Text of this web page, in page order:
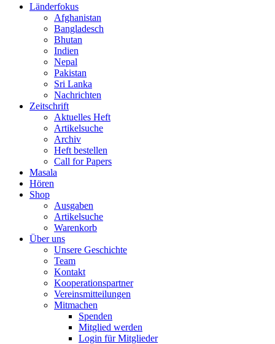
Länderfokus
Afghanistan
Bangladesch
Bhutan
Indien
Nepal
Pakistan
Sri Lanka
Nachrichten
Zeitschrift
Aktuelles Heft
Artikelsuche
Archiv
Heft bestellen
Call for Papers
Masala
Hören
Shop
Ausgaben
Artikelsuche
Warenkorb
Über uns
Unsere Geschichte
Team
Kontakt
Kooperationspartner
Vereinsmitteilungen
Mitmachen
Spenden
Mitglied werden
Login für Mitglieder